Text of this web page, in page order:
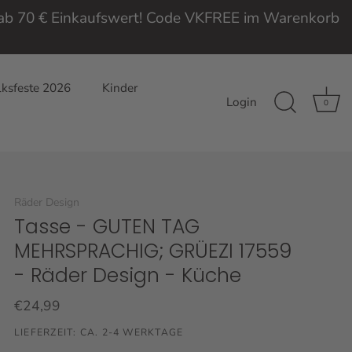
70 € Einkaufswert! Code VKFREE im Warenkorb
2026
Kinder
Login
0
Räder Design
Tasse - GUTEN TAG
MEHRSPRACHIG; GRÜEZI 17559
- Räder Design - Küche
€24,99
LIEFERZEIT: CA. 2-4 WERKTAGE